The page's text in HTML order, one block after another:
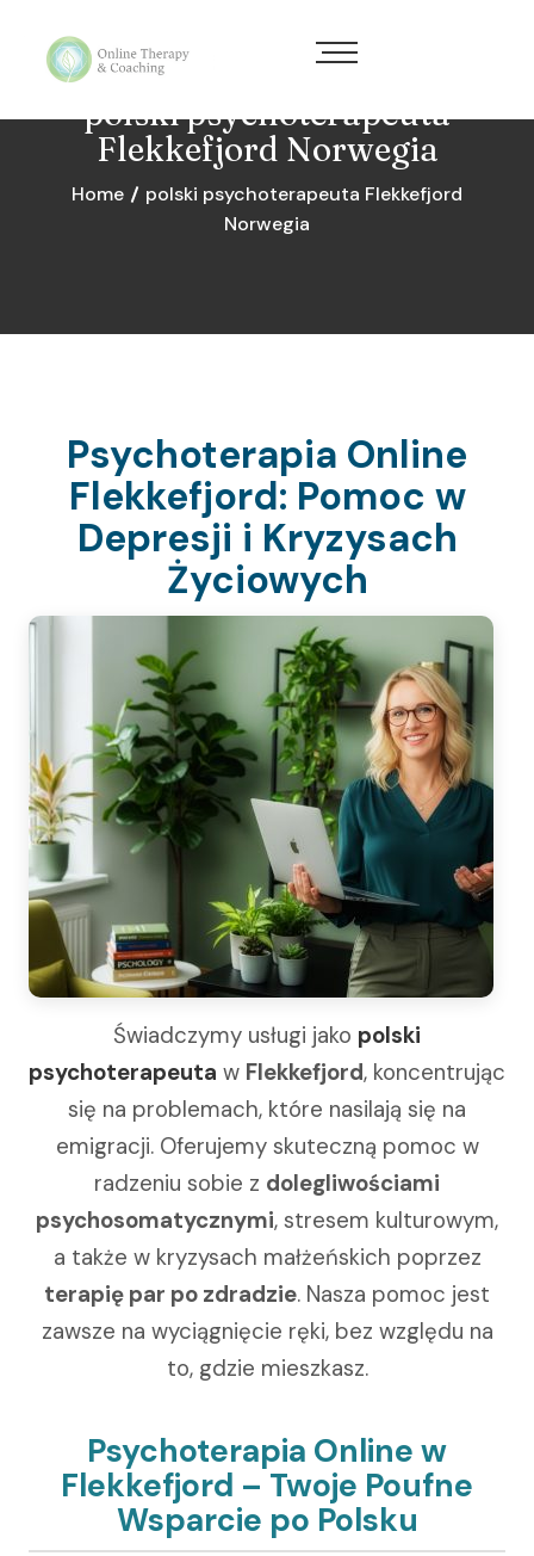
polski psychoterapeuta
Flekkefjord Norwegia
Home
polski psychoterapeuta Flekkefjord
Norwegia
Psychoterapia Online
Flekkefjord: Pomoc w
Depresji i Kryzysach
Życiowych
Świadczymy usługi jako polski
psychoterapeuta w Flekkefjord, koncentrując
się na problemach, które nasilają się na
emigracji. Oferujemy skuteczną pomoc w
radzeniu sobie z dolegliwościami
psychosomatycznymi, stresem kulturowym,
a także w kryzysach małżeńskich poprzez
terapię par po zdradzie. Nasza pomoc jest
zawsze na wyciągnięcie ręki, bez względu na
to, gdzie mieszkasz.
Psychoterapia Online w
Flekkefjord – Twoje Poufne
Wsparcie po Polsku